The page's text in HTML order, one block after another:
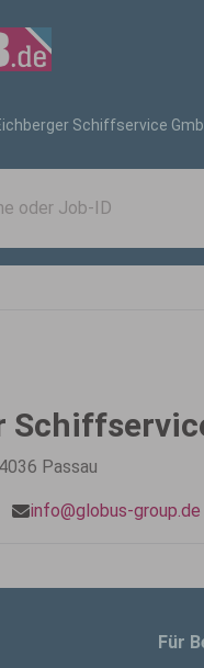
Schiffservice
Passau
info@globus-group.de
Für